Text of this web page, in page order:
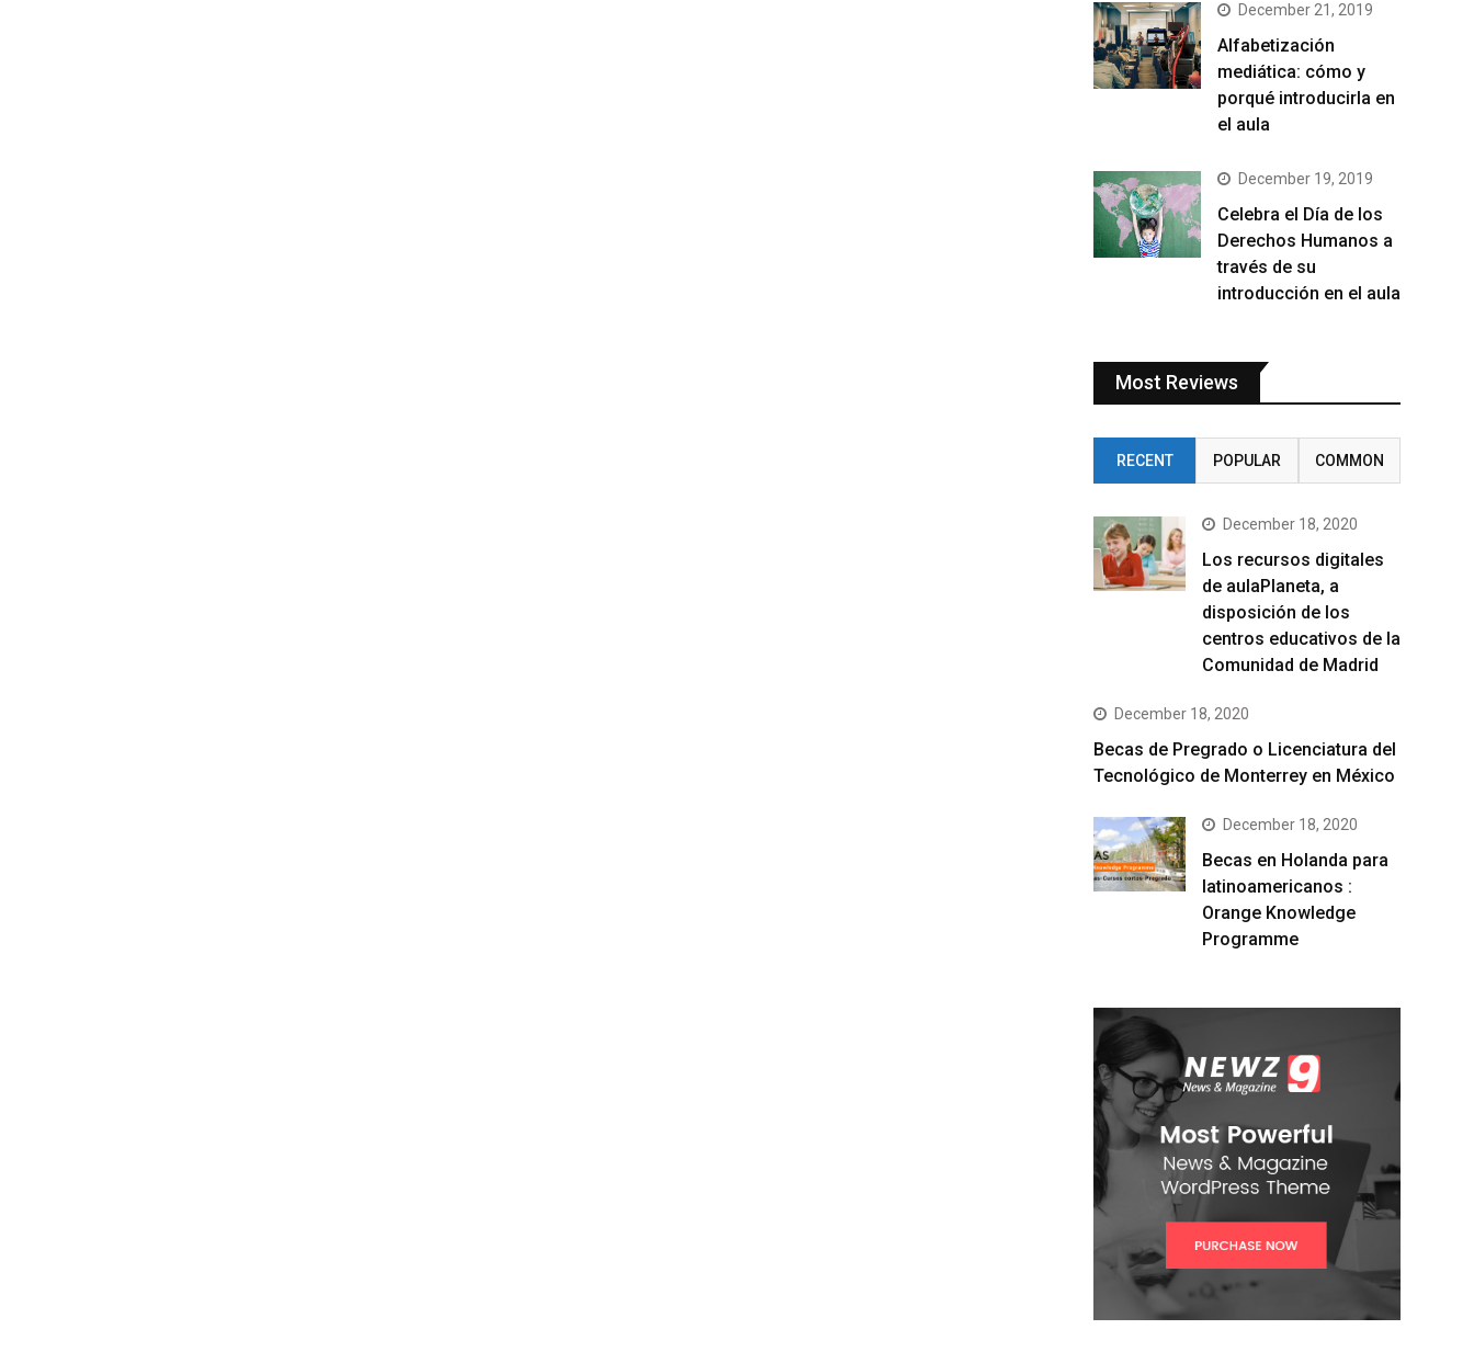
December 21, 2019
Alfabetización
mediática: cómo y
porqué introducirla en
el aula
December 19, 2019
Celebra el Día de los
Derechos Humanos a
través de su
introducción en el aula
Most Reviews
RECENT POPULAR COMMON
December 18, 2020
Los recursos digitales
de aulaPlaneta, a
disposición de los
centros educativos de la
Comunidad de Madrid
December 18, 2020
Becas de Pregrado o Licenciatura del
Tecnológico de Monterrey en México
December 18, 2020
Becas en Holanda para
latinoamericanos :
Orange Knowledge
Programme